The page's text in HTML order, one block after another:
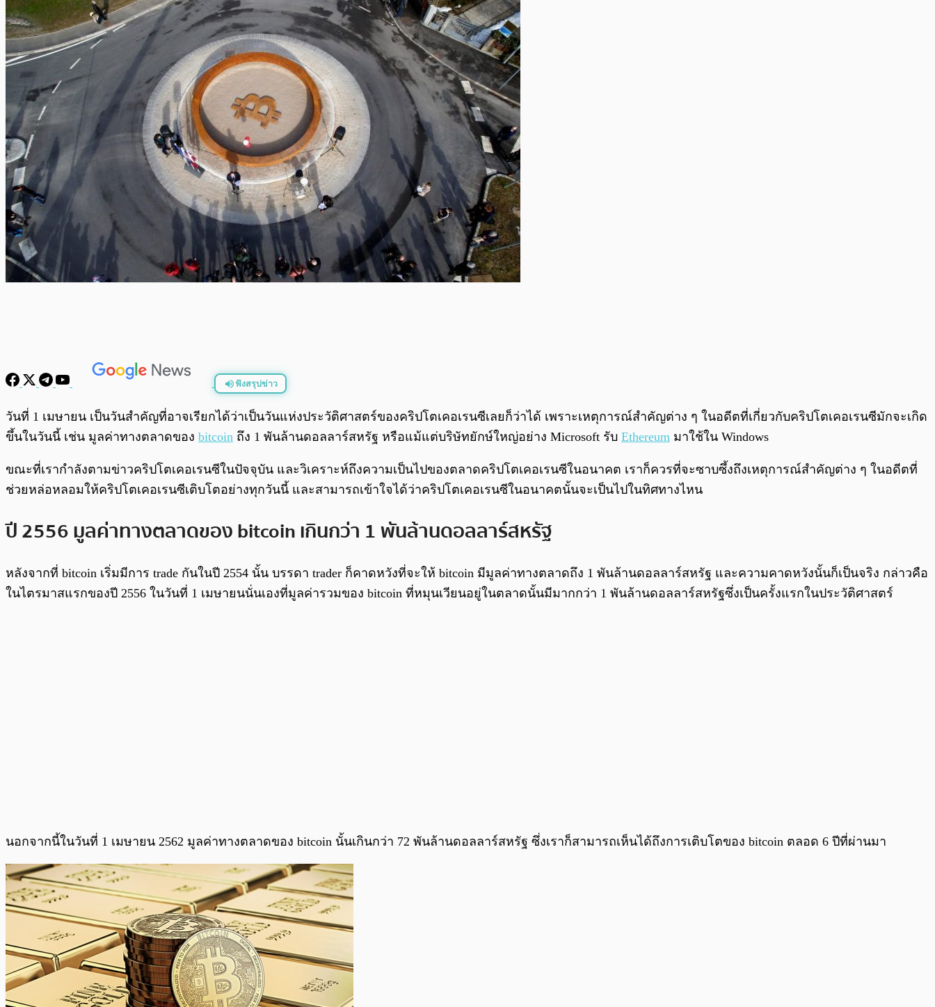
ฟังสรุปข่าว
0:00
วันที่ 1 เมษายน เป็นวันสำคัญที่อาจเรียกได้ว่าเป็นวันแห่งประวัติศาสตร์ของคริปโตเคอเรนซีเลยก็ว่าได้ เพราะเหตุการณ์สำคัญต่าง ๆ ในอดีตที่เกี่ยวกับคริปโตเคอเรนซีมักจะเกิด
ขึ้นในวันนี้ เช่น มูลค่าทางตลาดของ bitcoin ถึง 1 พันล้านดอลลาร์สหรัฐ หรือแม้แต่บริษัทยักษ์ใหญ่อย่าง Microsoft รับ Ethereum มาใช้ใน Windows
ขณะที่เรากำลังตามข่าวคริปโตเคอเรนซีในปัจจุบัน และวิเคราะห์ถึงความเป็นไปของตลาดคริปโตเคอเรนซีในอนาคต เราก็ควรที่จะซาบซึ้งถึงเหตุการณ์สำคัญต่าง ๆ ในอดีตที่
ช่วยหล่อหลอมให้คริปโตเคอเรนซีเติบโตอย่างทุกวันนี้ และสามารถเข้าใจได้ว่าคริปโตเคอเรนซีในอนาคตนั้นจะเป็นไปในทิศทางไหน
ปี 2556 มูลค่าทางตลาดของ bitcoin เกินกว่า 1 พันล้านดอลลาร์สหรัฐ
หลังจากที่ bitcoin เริ่มมีการ trade กันในปี 2554 นั้น บรรดา trader ก็คาดหวังที่จะให้ bitcoin มีมูลค่าทางตลาดถึง 1 พันล้านดอลลาร์สหรัฐ และความคาดหวังนั้นก็เป็นจริง กล่าวคือ
ในไตรมาสแรกของปี 2556 ในวันที่ 1 เมษายนนั่นเองที่มูลค่ารวมของ bitcoin ที่หมุนเวียนอยู่ในตลาดนั้นมีมากกว่า 1 พันล้านดอลลาร์สหรัฐซึ่งเป็นครั้งแรกในประวัติศาสตร์
นอกจากนี้ในวันที่ 1 เมษายน 2562 มูลค่าทางตลาดของ bitcoin นั้นเกินกว่า 72 พันล้านดอลลาร์สหรัฐ ซึ่งเราก็สามารถเห็นได้ถึงการเติบโตของ bitcoin ตลอด 6 ปีที่ผ่านมา